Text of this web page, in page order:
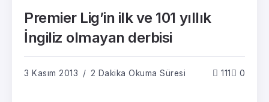
Premier Lig’in ilk ve 101 yıllık
İngiliz olmayan derbisi
3 Kasım 2013 2 Dakika Okuma Süresi 111 0